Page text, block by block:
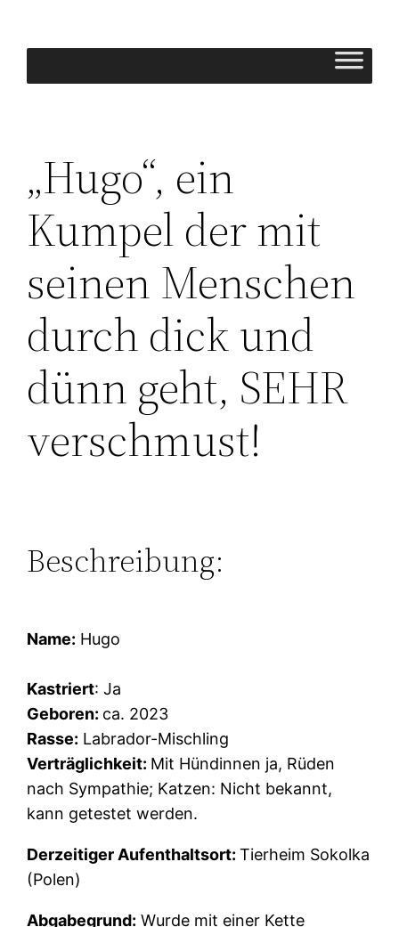
„Hugo“, ein
Kumpel der mit
seinen Menschen
durch dick und
dünn geht, SEHR
verschmust!
Beschreibung:
Name: Hugo
Kastriert: Ja
Geboren: ca. 2023
Rasse: Labrador-Mischling
Verträglichkeit: Mit Hündinnen ja, Rüden
nach Sympathie; Katzen: Nicht bekannt,
kann getestet werden.
Derzeitiger Aufenthaltsort:Tierheim Sokolka
(Polen)
Abgabegrund: Wurde mit einer Kette